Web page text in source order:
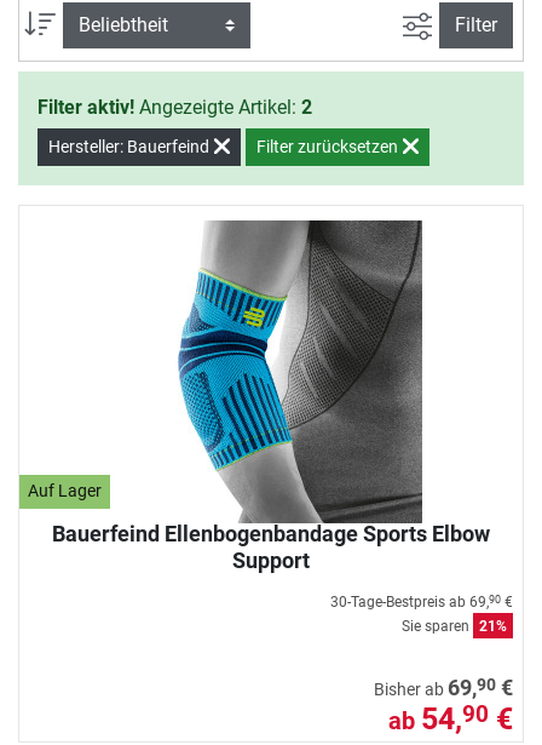
Sortierung Ansicht
Filter
Filter aktiv! Angezeigte Artikel: 2
Hersteller: Bauerfeind Filter zurücksetzen
Auf Lager
Bauerfeind Ellenbogenbandage Sports Elbow
Support
30-Tage-Bestpreis ab 69,90 €
Sie sparen
21%
Bisher ab 69,90 €
ab 54,90 €